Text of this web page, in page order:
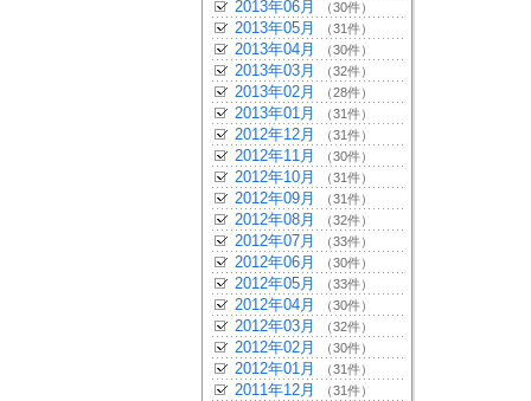
2013年06月 （30件）
2013年05月 （31件）
2013年04月 （30件）
2013年03月 （32件）
2013年02月 （28件）
2013年01月 （31件）
2012年12月 （31件）
2012年11月 （30件）
2012年10月 （31件）
2012年09月 （31件）
2012年08月 （32件）
2012年07月 （33件）
2012年06月 （30件）
2012年05月 （33件）
2012年04月 （30件）
2012年03月 （32件）
2012年02月 （30件）
2012年01月 （31件）
2011年12月 （31件）